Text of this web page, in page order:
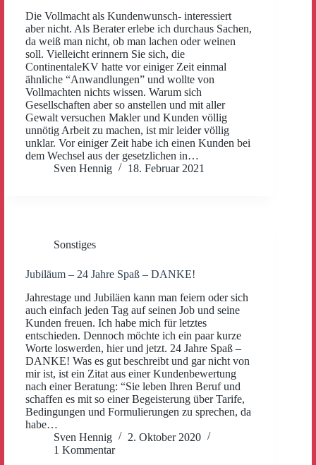
Die Vollmacht als Kundenwunsch- interessiert
aber nicht. Als Berater erlebe ich durchaus Sachen,
da weiß man nicht, ob man lachen oder weinen
soll. Vielleicht erinnern Sie sich, die
ContinentaleKV hatte vor einiger Zeit einmal
ähnliche “Anwandlungen” und wollte von
Vollmachten nichts wissen. Warum sich
Gesellschaften aber so anstellen und mit aller
Gewalt versuchen Makler und Kunden völlig
unnötig Arbeit zu machen, ist mir leider völlig
unklar. Vor einiger Zeit habe ich einen Kunden bei
dem Wechsel aus der gesetzlichen in…
Sven Hennig
18. Februar 2021
Sonstiges
Jubiläum – 24 Jahre Spaß – DANKE!
Jahrestage und Jubiläen kann man feiern oder sich
auch einfach jeden Tag auf seinen Job und seine
Kunden freuen. Ich habe mich für letztes
entschieden. Dennoch möchte ich ein paar kurze
Worte loswerden, hier und jetzt. 24 Jahre Spaß –
DANKE! Was es gut beschreibt und gar nicht von
mir ist, ist ein Zitat aus einer Kundenbewertung
nach einer Beratung: “Sie leben Ihren Beruf und
schaffen es mit so einer Begeisterung über Tarife,
Bedingungen und Formulierungen zu sprechen, da
habe…
Sven Hennig
2. Oktober 2020
1 Kommentar